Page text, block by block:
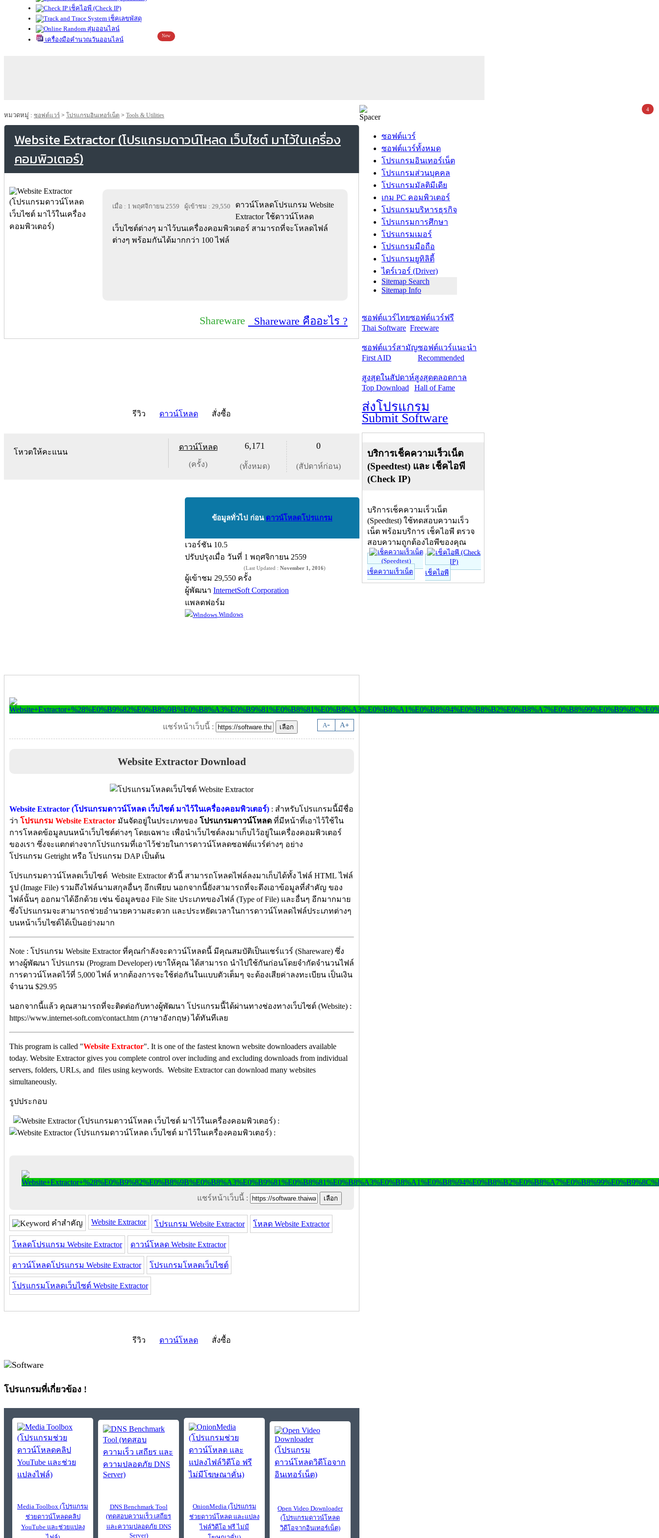
เช็คไอพี (Check IP)
เช็คเลขพัสดุ
สุ่มออนไลน์
เครื่องมือคำนวณวันออนไลน์
New
หมวดหมู่ : ซอฟต์แวร์ > โปรแกรมอินเทอร์เน็ต > Tools & Utilities
Website Extractor (โปรแกรมดาวน์โหลด เว็บไซต์ มาไว้ในเครื่อง
คอมพิวเตอร์)
เมื่อ : 1 พฤศจิกายน 2559 ผู้เข้าชม : 29,550
ดาวน์โหลดโปรแกรม Website
Extractor ใช้ดาวน์โหลด
เว็บไซต์ต่างๆ มาไว้บนเครื่องคอมพิวเตอร์ สามารถที่จะโหลดไฟล์
ต่างๆ พร้อมกันได้มากกว่า 100 ไฟล์
Shareware Shareware คืออะไร ?
รีวิว ดาวน์โหลด สั่งซื้อ
โหวตให้คะแนน
ดาวน์โหลด
(ครั้ง)
6,171
(ทั้งหมด)
0
(สัปดาห์ก่อน)
ข้อมูลทั่วไป ก่อน ดาวน์โหลดโปรแกรม
เวอร์ชัน 10.5
ปรับปรุงเมื่อ วันที่ 1 พฤศจิกายน 2559
(Last Updated : November 1, 2016)
ผู้เข้าชม 29,550 ครั้ง
ผู้พัฒนา InternetSoft Corporation
แพลตฟอร์ม
Windows
A- A+
แชร์หน้าเว็บนี้ :
Website Extractor Download
Website Extractor (โปรแกรมดาวน์โหลด เว็บไซต์ มาไว้ในเครื่องคอมพิวเตอร์) : สำหรับโปรแกรมนี้มีชื่อ
ว่า โปรแกรม Website Extractor มันจัดอยู่ในประเภทของ โปรแกรมดาวน์โหลด ที่มีหน้าที่เอาไว้ใช้ใน
การโหลดข้อมูลบนหน้าเว็บไซต์ต่างๆ โดยเฉพาะ เพื่อนำเว็บไซต์ลงมาเก็บไว้อยู่ในเครื่องคอมพิวเตอร์
ของเรา ซึ่งจะแตกต่างจากโปรแกรมที่เอาไว้ช่วยในการดาวน์โหลดซอฟต์แวร์ต่างๆ อย่าง
โปรแกรม Getright หรือ โปรแกรม DAP เป็นต้น
โปรแกรมดาวน์โหลดเว็บไซต์ Website Extractor ตัวนี้ สามารถโหลดไฟล์ลงมาเก็บได้ทั้ง ไฟล์ HTML ไฟล์
รูป (Image File) รวมถึงไฟล์นามสกุลอื่นๆ อีกเพียบ นอกจากนี้ยังสามารถที่จะดึงเอาข้อมูลที่สำคัญ ของ
ไฟล์นั้นๆ ออกมาได้อีกด้วย เช่น ข้อมูลของ File Site ประเภทของไฟล์ (Type of File) และอื่นๆ อีกมากมาย
ซึ่งโปรแกรมจะสามารถช่วยอำนวยความสะดวก และประหยัดเวลาในการดาวน์โหลดไฟล์ประเภทต่างๆ
บนหน้าเว็บไซต์ได้เป็นอย่างมาก
Note : โปรแกรม Website Extractor ที่คุณกำลังจะดาวน์โหลดนี้ มีคุณสมบัติเป็นแชร์แวร์ (Shareware) ซึ่ง
ทางผู้พัฒนา โปรแกรม (Program Developer) เขาให้คุณ ได้สามารถ นำไปใช้กันก่อนโดยจำกัดจำนวนไฟล์
การดาวน์โหลดไว้ที่ 5,000 ไฟล์ หากต้องการจะใช้ต่อกันในแบบตัวเต็มๆ จะต้องเสียค่าลงทะเบียน เป็นเงิน
จำนวน $29.95
นอกจากนี้แล้ว คุณสามารถที่จะติดต่อกับทางผู้พัฒนา โปรแกรมนี้ได้ผ่านทางช่องทางเว็บไซต์ (Website) :
https://www.internet-soft.com/contact.htm (ภาษาอังกฤษ) ได้ทันทีเลย
This program is called "Website Extractor". It is one of the fastest known website downloaders available
today. Website Extractor gives you complete control over including and excluding downloads from individual
servers, folders, URLs, and files using keywords. Website Extractor can download many websites
simultaneously.
รูปประกอบ
แชร์หน้าเว็บนี้ :
คำสำคัญ Website Extractor โปรแกรม Website Extractor โหลด Website Extractor
โหลดโปรแกรม Website Extractor ดาวน์โหลด Website Extractor
ดาวน์โหลดโปรแกรม Website Extractor โปรแกรมโหลดเว็บไซต์
โปรแกรมโหลดเว็บไซต์ Website Extractor
รีวิว ดาวน์โหลด สั่งซื้อ
โปรแกรมที่เกี่ยวข้อง !
Media Toolbox (โปรแกรม
ช่วยดาวน์โหลดคลิป
YouTube และช่วยแปลง
DNS Benchmark Tool
(ทดสอบความเร็ว เสถียร
และความปลอดภัย DNS
Server)
OnionMedia (โปรแกรม
ช่วยดาวน์โหลด และแปลง
ไฟล์วิดีโอ ฟรี ไม่มี
Open Video Downloader
(โปรแกรมดาวน์โหลด
วิดีโอจากอินเทอร์เน็ต)
ซอฟต์แวร์
ซอฟต์แวร์ทั้งหมด
โปรแกรมอินเทอร์เน็ต
โปรแกรมส่วนบุคคล
โปรแกรมมัลติมีเดีย
เกม PC คอมพิวเตอร์
โปรแกรมบริหารธุรกิจ
โปรแกรมการศึกษา
โปรแกรมเมอร์
โปรแกรมมือถือ
โปรแกรมยูทิลิตี้
ไดร์เวอร์ (Driver)
Sitemap Search
Sitemap Info
ซอฟต์แวร์ไทย
Thai Software
ซอฟต์แวร์ฟรี
Freeware
ซอฟต์แวร์สามัญ
First AID
ซอฟต์แวร์แนะนำ
Recommended
สูงสุดในสัปดาห์
Top Download
สูงสุดตลอดกาล
Hall of Fame
ส่งโปรแกรม
Submit Software
บริการเช็คความเร็วเน็ต
(Speedtest) และ เช็คไอพี
(Check IP)
บริการเช็คความเร็วเน็ต
(Speedtest) ใช้ทดสอบความเร็ว
เน็ต พร้อมบริการ เช็คไอพี ตรวจ
สอบความถูกต้องไอพีของคุณ
เช็คความเร็วเน็ต เช็คไอพี
4